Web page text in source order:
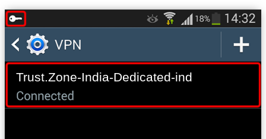
Trust.Zone-India-Dedicated-ind